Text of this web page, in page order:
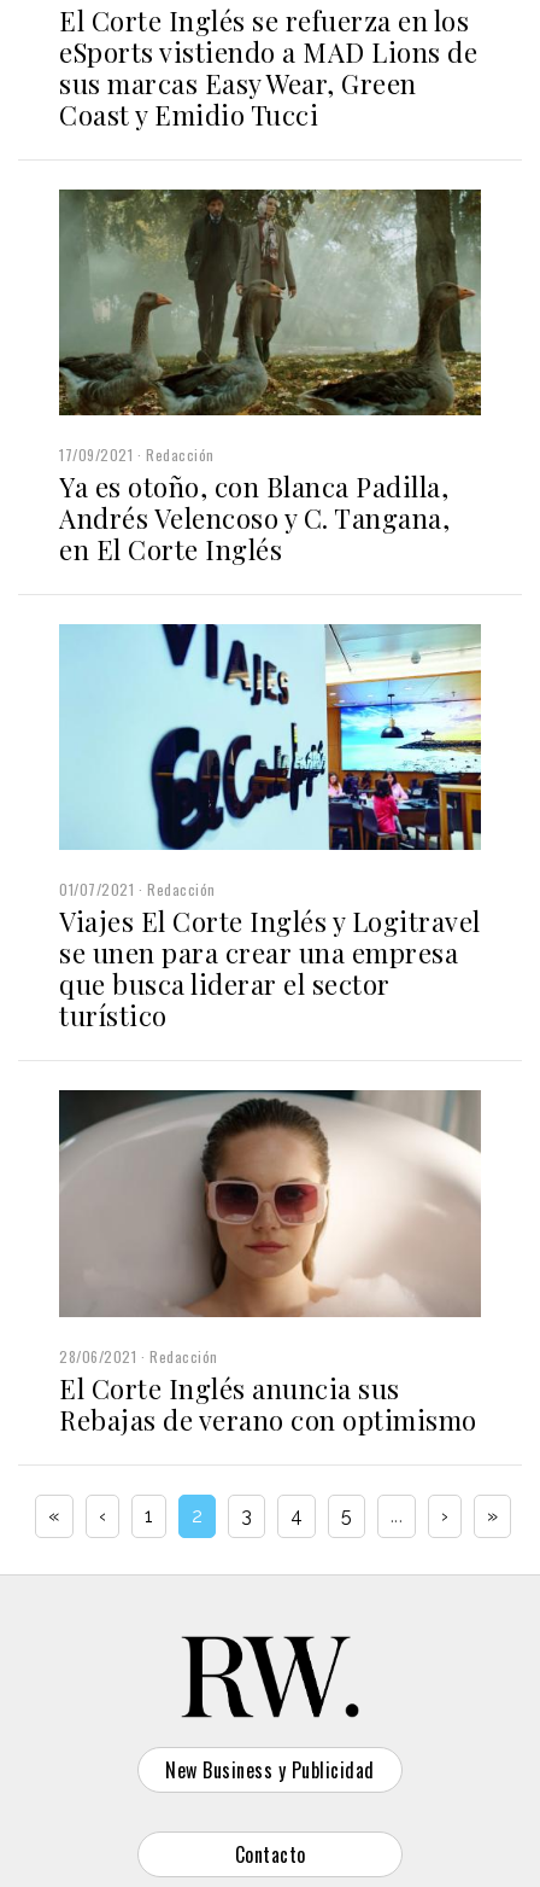
El Corte Inglés se refuerza en los
eSports vistiendo a MAD Lions de
sus marcas Easy Wear, Green
Coast y Emidio Tucci
17/09/2021 Redacción
Ya es otoño, con Blanca Padilla,
Andrés Velencoso y C. Tangana,
en El Corte Inglés
01/07/2021 Redacción
Viajes El Corte Inglés y Logitravel
se unen para crear una empresa
que busca liderar el sector
turístico
28/06/2021 Redacción
El Corte Inglés anuncia sus
Rebajas de verano con optimismo
« ‹ 1 2 3 4 5 ... › »
New Business y Publicidad
Contacto